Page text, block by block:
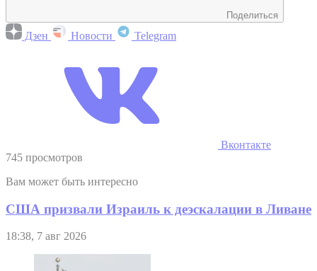
Поделиться
Дзен Новости Telegram
Вконтакте
745 просмотров
Вам может быть интересно
США призвали Израиль к деэскалации в Ливане
18:38, 7 авг 2026